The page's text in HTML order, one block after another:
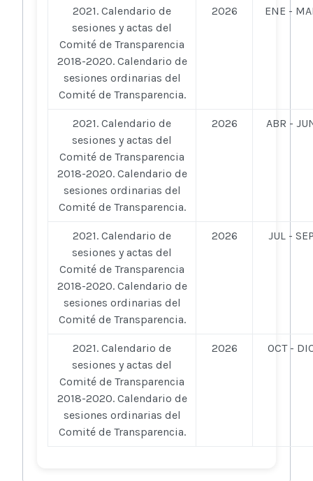
2021. Calendario de
sesiones y actas del
Comité de Transparencia
2018-2020. Calendario de
sesiones ordinarias del
Comité de Transparencia.
2026 ENE -
2021. Calendario de
sesiones y actas del
Comité de Transparencia
2018-2020. Calendario de
sesiones ordinarias del
Comité de Transparencia.
2026 ABR -
2021. Calendario de
sesiones y actas del
Comité de Transparencia
2018-2020. Calendario de
sesiones ordinarias del
Comité de Transparencia.
2026 JUL -
2021. Calendario de
sesiones y actas del
Comité de Transparencia
2018-2020. Calendario de
sesiones ordinarias del
Comité de Transparencia.
2026 OCT -